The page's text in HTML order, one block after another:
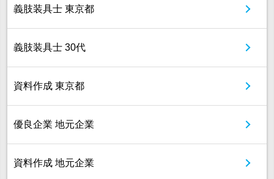
義肢装具士 東京都
義肢装具士 30代
資料作成 東京都
優良企業 地元企業
資料作成 地元企業